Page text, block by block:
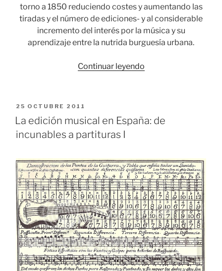
torno a 1850 reduciendo costes y aumentando las
tiradas y el número de ediciones- y al considerable
incremento del interés por la música y su
aprendizaje entre la nutrida burguesía urbana.
Continuar leyendo«La
de
partituras
II»
PUBLICADO
EL
25 OCTUBRE 2011
La edición musical en España: de
incunables a partituras I